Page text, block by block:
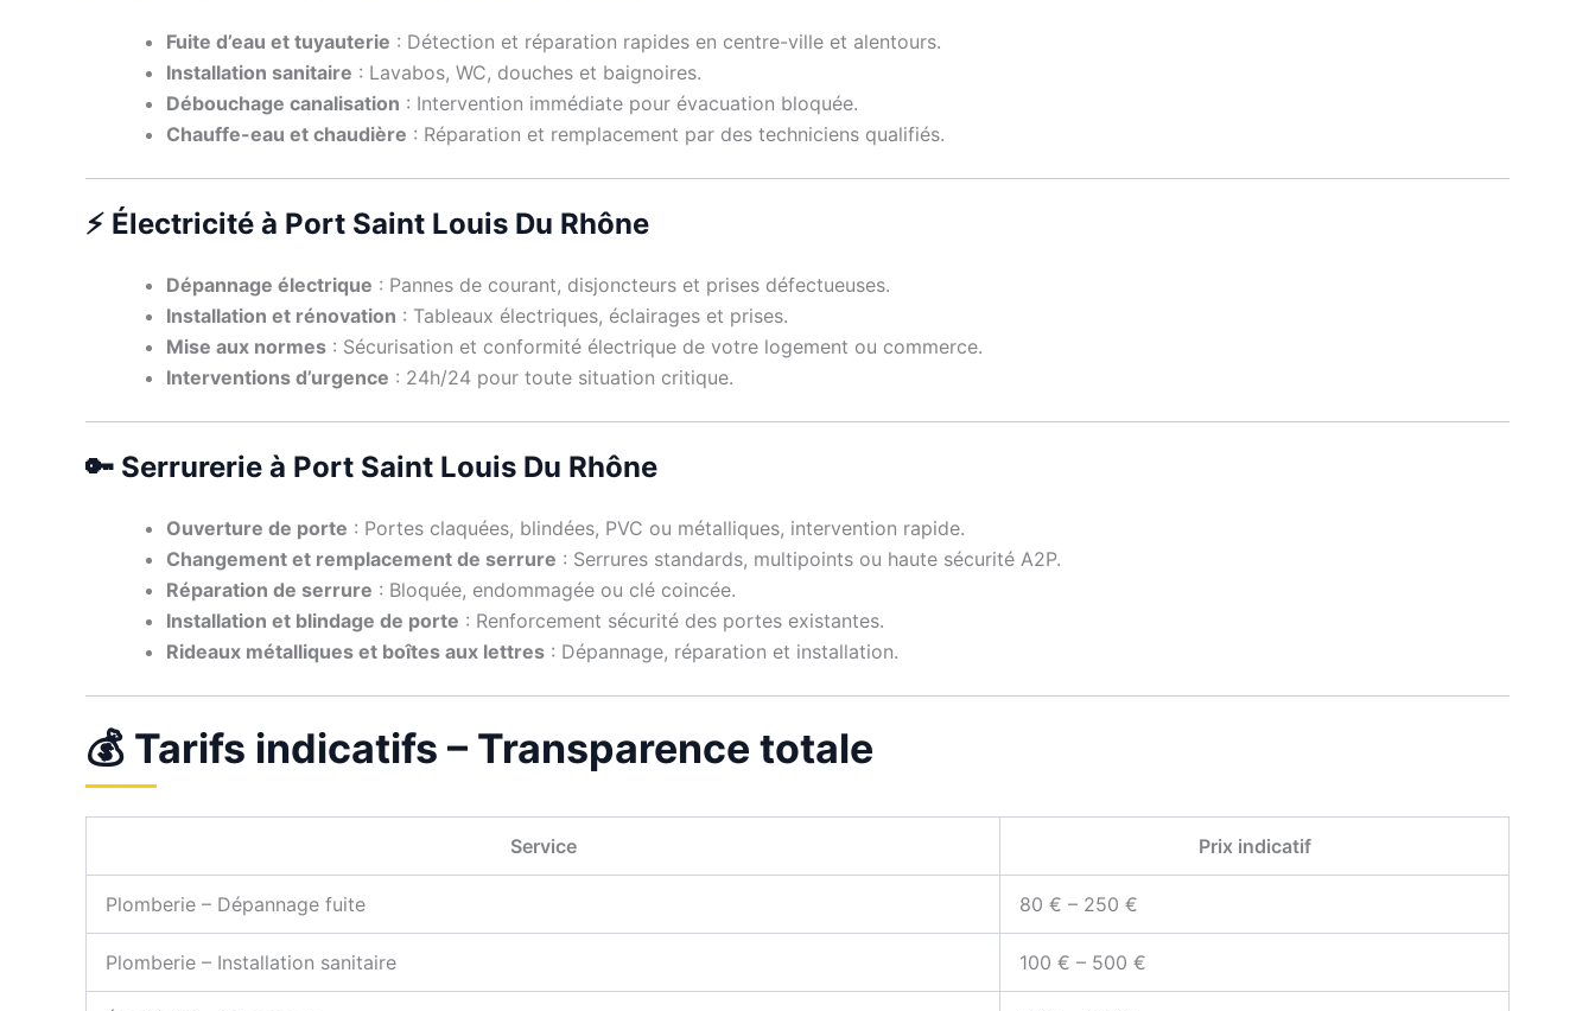
Fuite d’eau et tuyauterie : Détection et réparation rapides en centre-ville et alentours.
Installation sanitaire : Lavabos, WC, douches et baignoires.
Débouchage canalisation : Intervention immédiate pour évacuation bloquée.
Chauffe-eau et chaudière : Réparation et remplacement par des techniciens qualifiés.
⚡ Électricité à Port Saint Louis Du Rhône
Dépannage électrique : Pannes de courant, disjoncteurs et prises défectueuses.
Installation et rénovation : Tableaux électriques, éclairages et prises.
Mise aux normes : Sécurisation et conformité électrique de votre logement ou commerce.
Interventions d’urgence : 24h/24 pour toute situation critique.
🔑 Serrurerie à Port Saint Louis Du Rhône
Ouverture de porte : Portes claquées, blindées, PVC ou métalliques, intervention rapide.
Changement et remplacement de serrure : Serrures standards, multipoints ou haute sécurité A2P.
Réparation de serrure : Bloquée, endommagée ou clé coincée.
Installation et blindage de porte : Renforcement sécurité des portes existantes.
Rideaux métalliques et boîtes aux lettres : Dépannage, réparation et installation.
💰 Tarifs indicatifs – Transparence totale
Service Prix indicatif
Plomberie – Dépannage fuite 80 € – 250 €
Plomberie – Installation sanitaire 100 € – 500 €